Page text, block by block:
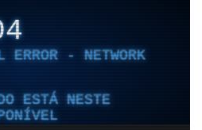
- NETWORK
ESTÁ NESTE